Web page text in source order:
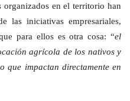
en el territorio han
las iniciativas empresariales,
para ellos es otra cosa: “el
agrícola de los nativos y
que impactan directamente en